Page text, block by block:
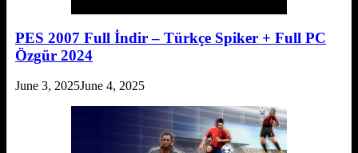
PES 2007 Full İndir – Türkçe Spiker + Full PC
Özgür 2024
June 3, 2025June 4, 2025